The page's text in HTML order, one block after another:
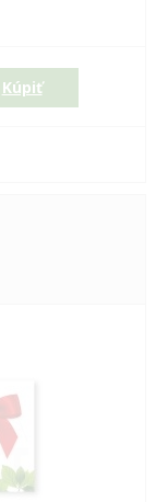
Kúpiť